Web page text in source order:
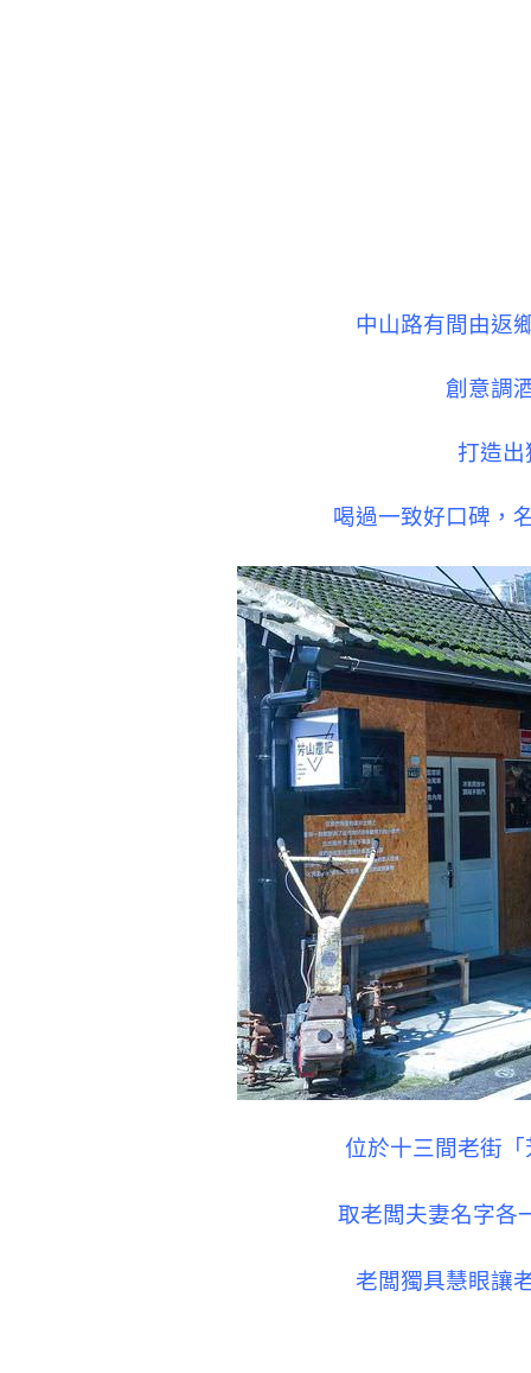
中山路有間由返
創意調
打造
喝過一致好口碑，
位於十三間老街
取老闆夫妻名字各
老闆獨具慧眼讓